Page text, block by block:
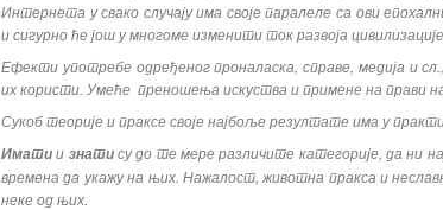
Интернета у свако случају има своје паралеле са ови
и сигурно ће још у многоме изменити ток развоја
Ефекти употребе одређеног проналаска, справе, медија и
их користи. Умеће преношења искуства и примене на прави
Сукоб теорије и праксе своје најбоље резултате има у
Иматии знатису до те мере различите категорије, да ни
времена да укажу на њих. Нажалост, животна пракса и
неке од њих.